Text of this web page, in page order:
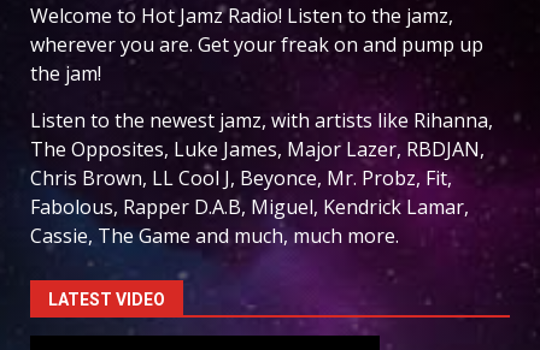
Welcome to Hot Jamz Radio! Listen to the jamz,
wherever you are. Get your freak on and pump up
the jam!
Listen to the newest jamz, with artists like Rihanna,
The Opposites, Luke James, Major Lazer, RBDJAN,
Chris Brown, LL Cool J, Beyonce, Mr. Probz, Fit,
Fabolous, Rapper D.A.B, Miguel, Kendrick Lamar,
Cassie, The Game and much, much more.
LATEST VIDEO